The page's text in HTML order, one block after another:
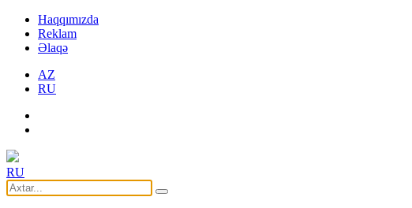
Haqqımızda
Reklam
Əlaqə
AZ
RU
RU